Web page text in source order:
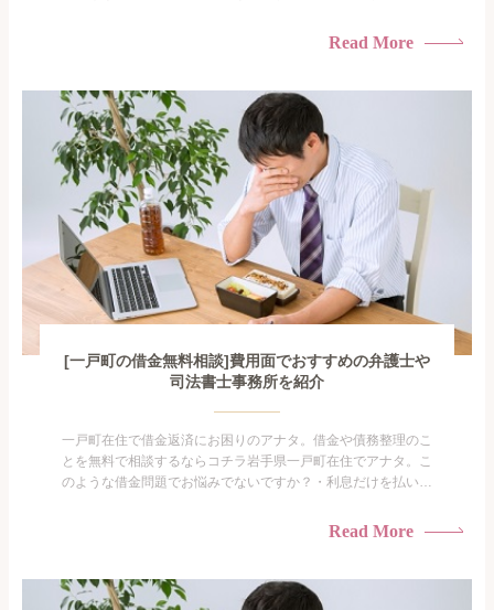
られたくない・借金の催促、取り立てで憂鬱になる。・闇金に
がありま...
Read More
[一戸町の借金無料相談]費用面でおすすめの弁護士や
司法書士事務所を紹介
一戸町在住で借金返済にお困りのアナタ。借金や債務整理のこ
とを無料で相談するならコチラ岩手県一戸町在住でアナタ。こ
のような借金問題でお悩みでないですか？・利息だけを払い続
られたくない・借金の催促、取り立てで憂鬱になる。・闇金に
がありま...
Read More